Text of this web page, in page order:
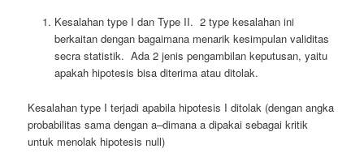
Kesalahan type I dan Type II. 2 type kesalahan ini
berkaitan dengan bagaimana menarik kesimpulan validitas
secra statistik. Ada 2 jenis pengambilan keputusan, yaitu
apakah hipotesis bisa diterima atau ditolak.
Kesalahan type I terjadi apabila hipotesis I ditolak (dengan angka
probabilitas sama dengan a–dimana a dipakai sebagai kritik
untuk menolak hipotesis null)